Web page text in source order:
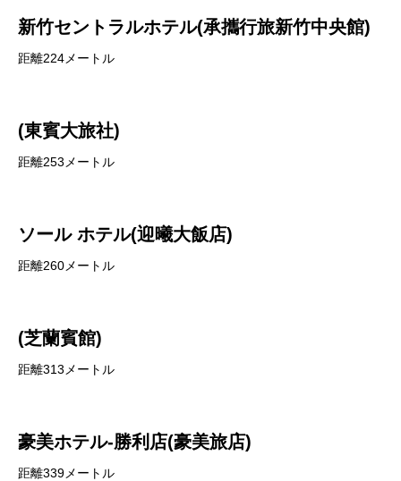
新竹セントラルホテル(承攜行旅新竹中央館)
距離224メートル
(東賓大旅社)
距離253メートル
ソール ホテル(迎曦大飯店)
距離260メートル
(芝蘭賓館)
距離313メートル
豪美ホテル-勝利店(豪美旅店)
距離339メートル